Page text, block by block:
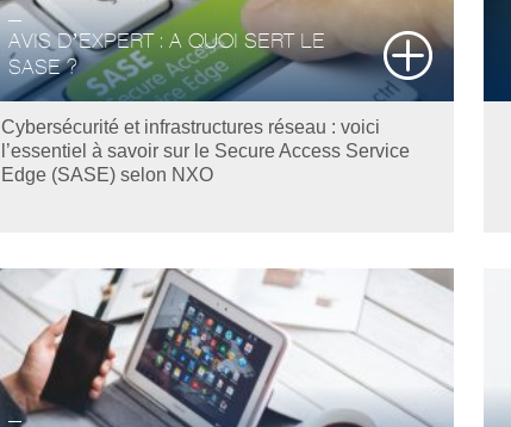
AVIS D’EXPERT : A QUOI SERT LE
SASE ?
Cybersécurité et infrastructures réseau : voici
l’essentiel à savoir sur le Secure Access Service
Edge (SASE) selon NXO